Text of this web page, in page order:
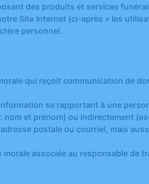
des produits et services
Site Internet (ci-après « les
personnel.
qui reçoit communication de
se rapportant à une
et prénom) ou indirectement
postale ou courriel, mais
associée au responsable de